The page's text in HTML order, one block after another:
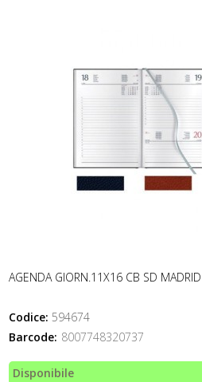
AGENDA GIORN.11X16 CB SD
Codice: 594674
Barcode: 8007748320737
Disponibile